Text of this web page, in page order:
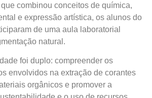
combinou conceitos de química,
e expressão artística, os alunos do
de uma aula laboratorial
natural.
foi duplo: compreender os
envolvidos na extração de corantes
orgânicos e promover a